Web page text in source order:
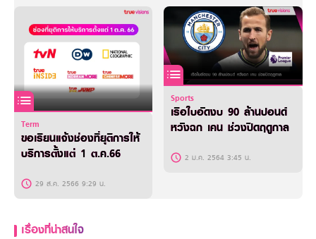
Term
ขอเรียนแจ้งช่องที่ยุติการให้
บริการตั้งแต่ 1 ต.ค.66
29 ส.ค. 2566 9:29 น.
Sports
เรือใบอัดงบ 90 ล้านปอนด์
หวังฉก เคน ช่วงปิดฤดูกาล
2 ม.ค. 2564 3:45 น.
เรื่องที่น่าสนใจ